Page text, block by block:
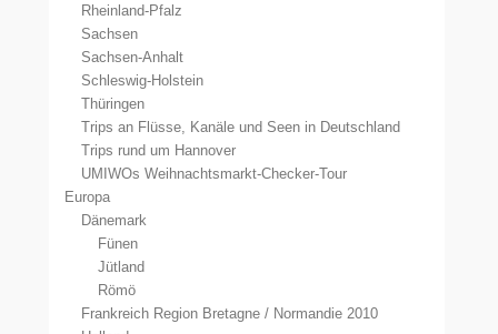
Rheinland-Pfalz
Sachsen
Sachsen-Anhalt
Schleswig-Holstein
Thüringen
Trips an Flüsse, Kanäle und Seen in Deutschland
Trips rund um Hannover
UMIWOs Weihnachtsmarkt-Checker-Tour
Europa
Dänemark
Fünen
Jütland
Römö
Frankreich Region Bretagne / Normandie 2010